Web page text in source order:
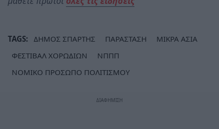
TAGS: ΔΗΜΟΣ ΣΠΑΡΤΗΣ ΠΑΡΑΣΤΑΣΗ
ΜΙΚΡΑ ΑΣΙΑ
ΦΕΣΤΙΒΑΛ ΧΟΡΩΔΙΩΝ
ΝΠΠΠ
ΝΟΜΙΚΟ ΠΡΟΣΩΠΟ ΠΟΛΙΤΙΣΜΟΥ